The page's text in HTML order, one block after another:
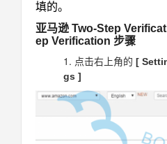
填的。
亚马逊 Two-Step
ep Verification 步骤
点击右上角的 [
gs ]